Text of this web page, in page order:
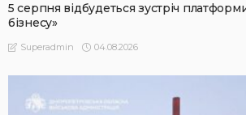
5 серпня відбудеться зустріч
бізнесу»
Superadmin 04.08.2026